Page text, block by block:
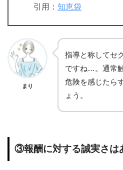
引用： 知恵袋
まり
指導と称してセ
ですね…。通常
危険を感じたら
ょう。
③報酬に対する誠実さは